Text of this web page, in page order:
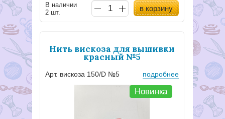
В наличии
2 шт.
в корзину
Нить вискоза для вышивки
красный №5
Арт. вискоза 150/D №5 подробнее
Новинка